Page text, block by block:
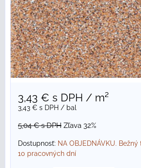
3,43 € s DPH / m²
3,43 € s DPH / bal
5,04 €s DPH Zľava 32%
Dostupnosť: NA OBJEDNÁVKU.
10 pracovných dní